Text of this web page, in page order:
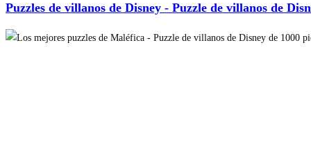
Puzzles de villanos de Disney - Puzzle de villanos de